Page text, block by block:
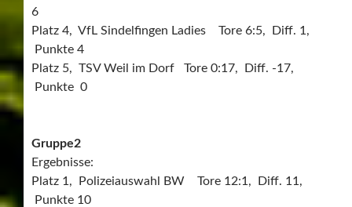
6
Platz 4, VfL Sindelfingen Ladies Tore 6:5, Diff. 1,
Punkte 4
Platz 5, TSV Weil im Dorf Tore 0:17, Diff. -17,
Punkte 0
Gruppe2
Ergebnisse:
Platz 1, Polizeiauswahl BW Tore 12:1, Diff. 11,
Punkte 10